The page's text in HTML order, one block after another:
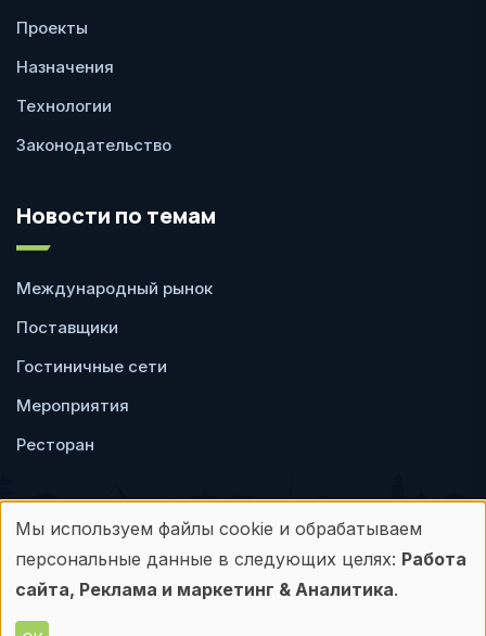
Проекты
Назначения
Технологии
Законодательство
Новости по темам
Международный рынок
Поставщики
Гостиничные сети
Мероприятия
Ресторан
Пользовательское
соглашение
Политика
конфиденциальности
Использование
персональных
Мы используем файлы cookie и обрабатываем
персональные данные в следующих целях: Работа
сайта, Реклама и маркетинг & Аналитика.